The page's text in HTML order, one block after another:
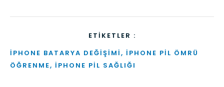
ETIKETLER :
IPHONE BATARYA DEĞIŞIMI, IPHONE PIL ÖMRÜ
ÖĞRENME, IPHONE PIL SAĞLIĞI